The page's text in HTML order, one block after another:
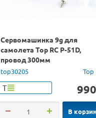
Сервомашинка 9g для
самолета Top RC P-51D,
провод 300мм
top30205 Top
Т 990
В